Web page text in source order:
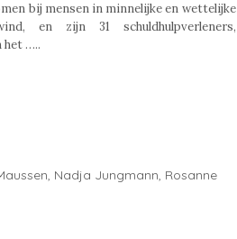
bij mensen in minnelijke en wettelijke
en zijn 31 schuldhulpverleners,
het …..
Nadja Jungmann, Rosanne